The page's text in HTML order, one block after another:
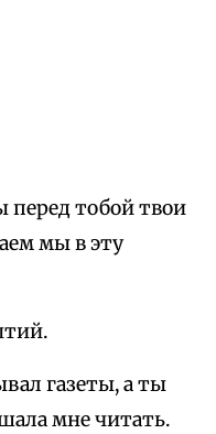
тобой твои
мы в эту
газеты, а ты
мне читать.